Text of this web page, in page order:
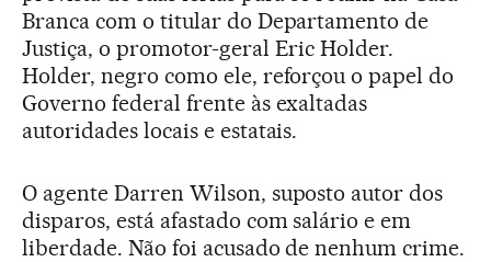
Branca com o titular do Departamento de
Justiça, o promotor-geral Eric Holder.
Holder, negro como ele, reforçou o papel do
Governo federal frente às exaltadas
autoridades locais e estatais.
O agente Darren Wilson, suposto autor dos
disparos, está afastado com salário e em
liberdade. Não foi acusado de nenhum crime.